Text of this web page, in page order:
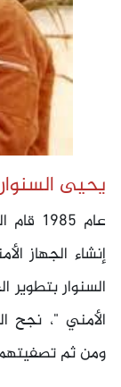
يحيى
عام
السنوار
الأمني "،
ومن ثم